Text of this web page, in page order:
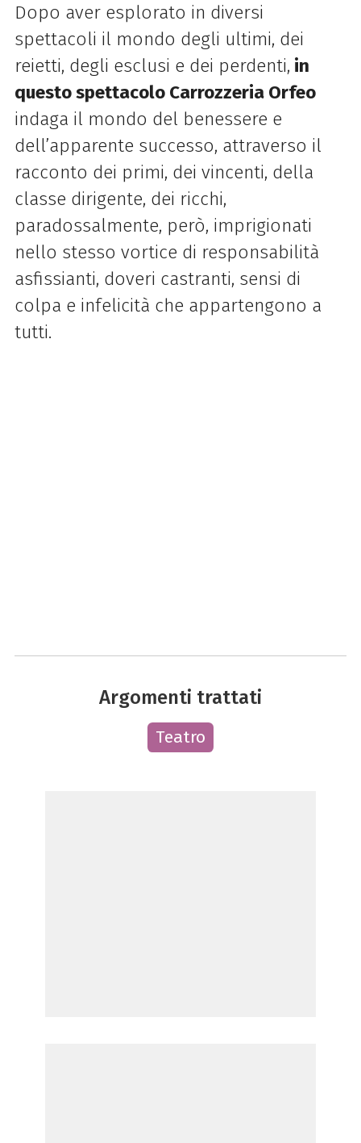
Dopo aver esplorato in diversi
spettacoli il mondo degli ultimi, dei
reietti, degli esclusi e dei perdenti, in
questo spettacolo Carrozzeria Orfeo
indaga il mondo del benessere e
dell’apparente successo, attraverso il
racconto dei primi, dei vincenti, della
classe dirigente, dei ricchi,
paradossalmente, però, imprigionati
nello stesso vortice di responsabilità
asfissianti, doveri castranti, sensi di
colpa e infelicità che appartengono a
tutti.
Argomenti trattati
Teatro